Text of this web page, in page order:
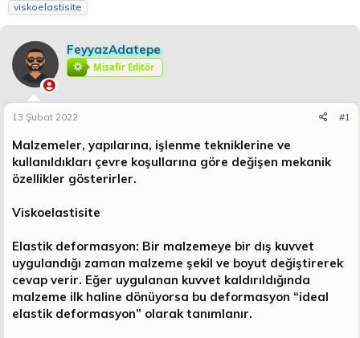
y
a
l
a
ç
t
a
viskoelastisite
FeyyazAdatepe
Misafir Editör
13 Şubat 2022 #1
Malzemeler, yapılarına, işlenme tekniklerine ve
kullanıldıkları çevre koşullarına göre değişen mekanik
özellikler gösterirler.
Viskoelastisite
Elastik deformasyon: Bir malzemeye bir dış kuvvet
uygulandığı zaman malzeme şekil ve boyut değiştirerek
cevap verir. Eğer uygulanan kuvvet kaldırıldığında
malzeme ilk haline dönüyorsa bu deformasyon “ideal
elastik deformasyon” olarak tanımlanır.